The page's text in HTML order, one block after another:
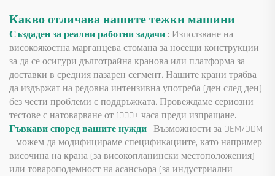
Какво отличава нашите тежки машини
Създаден за реални работни задачи : Използване на
високоякостна марганцева стомана за носещи конструкции,
за да се осигури дълготрайна кранова или платформа за
доставки в средния пазарен сегмент. Нашите крани трябва
да издържат на редовна интензивна употреба (ден след ден)
без чести проблеми с поддръжката. Провеждаме сериозни
тестове с натоварване от 1000+ часа преди изпращане.
Гъвкави според вашите нужди : Възможности за OEM/ODM
– можем да модифицираме спецификациите, като например
височина на крана (за високопланински местоположения)
или товароподемност на асансьора (за индустриални